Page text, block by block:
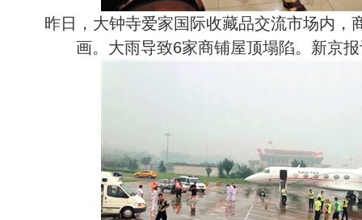
昨日，大钟寺爱家国际收藏品交流市场内，
画。大雨导致6家商铺屋顶塌陷。新京